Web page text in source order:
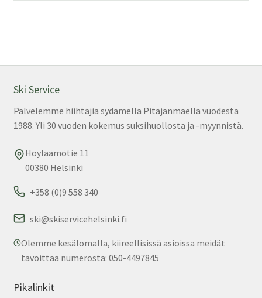
Ski Service
Palvelemme hiihtäjiä sydämellä Pitäjänmäellä vuodesta
1988. Yli 30 vuoden kokemus suksihuollosta ja -myynnistä.
Höyläämötie 11
00380 Helsinki
+358 (0)9 558 340
ski@skiservicehelsinki.fi
Olemme kesälomalla, kiireellisissä asioissa meidät
tavoittaa numerosta: 050-4497845
Pikalinkit